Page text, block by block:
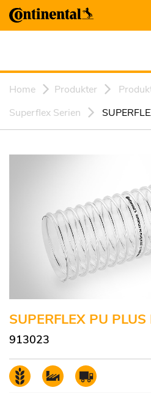
Home Produkter
Superflex Serien
SUPERFLEX PU PLUS
913023